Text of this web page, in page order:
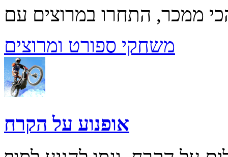
משחקי ספורט ומרוצים
אופנוע על הקרח